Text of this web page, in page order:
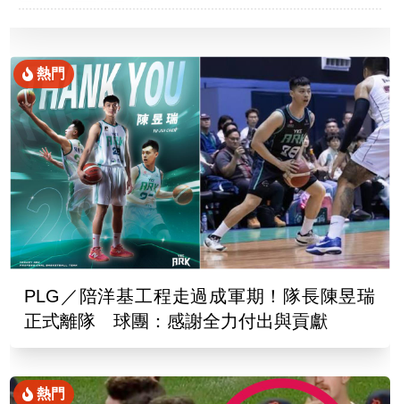
熱門
PLG／陪洋基工程走過成軍期！隊長陳昱瑞
正式離隊 球團：感謝全力付出與貢獻
熱門